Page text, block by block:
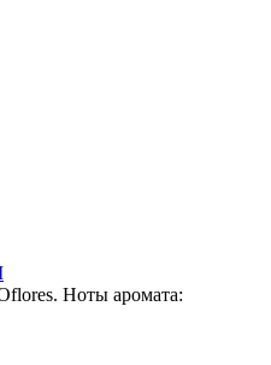
Ноты аромата: